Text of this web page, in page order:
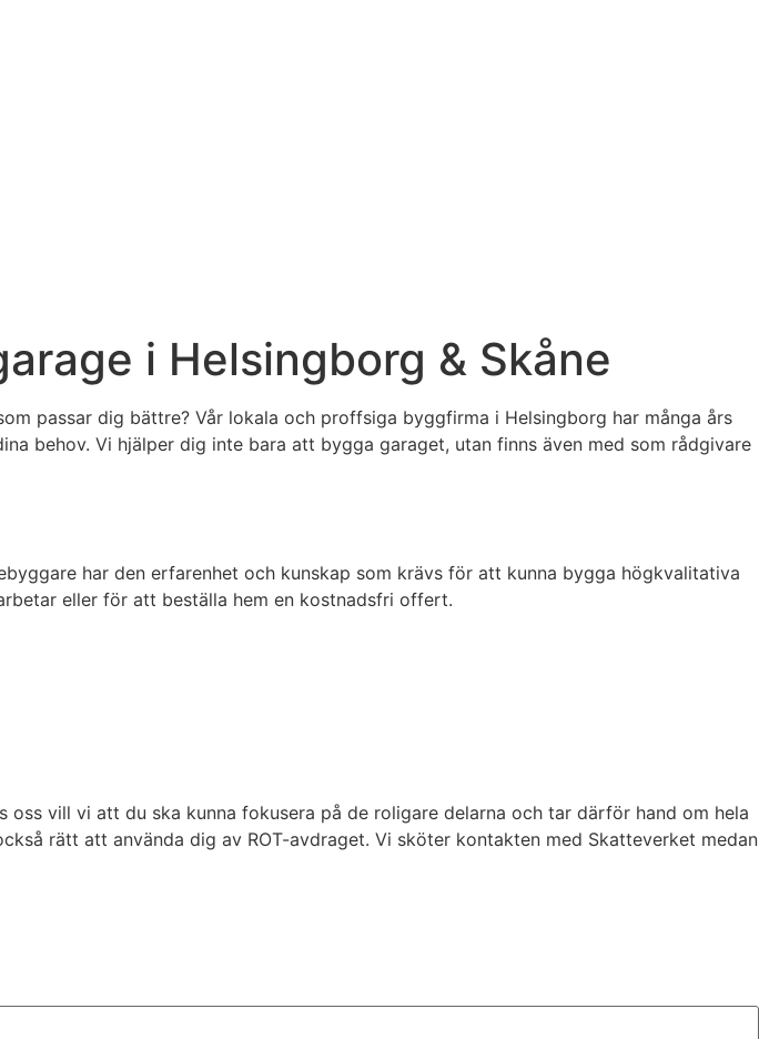
i Helsingborg & Skåne
passar dig bättre? Vår lokala och proffsiga byggfirma i Helsingborg har många års
behov. Vi hjälper dig inte bara att bygga garaget, utan finns även med som rådgivare
har den erfarenhet och kunskap som krävs för att kunna bygga högkvalitativa
eller för att beställa hem en kostnadsfri offert.
vill vi att du ska kunna fokusera på de roligare delarna och tar därför hand om hela
rätt att använda dig av ROT-avdraget. Vi sköter kontakten med Skatteverket medan